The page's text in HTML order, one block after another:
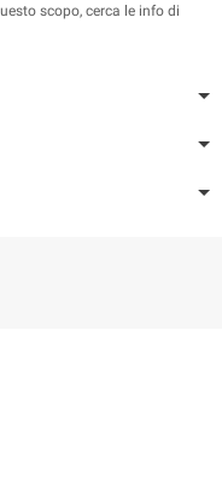
scopo, cerca le info di